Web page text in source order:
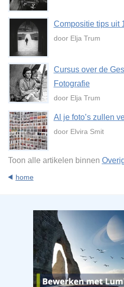
Compositie tips uit
door Elja Trum
Cursus over de
Fotografie
door Elja Trum
Al je foto’s zullen
door Elvira Smit
Toon alle artikelen binnen
home